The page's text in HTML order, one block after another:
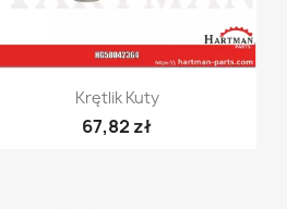
Szybki podgląd
Krętlik Kuty
67,82 zł